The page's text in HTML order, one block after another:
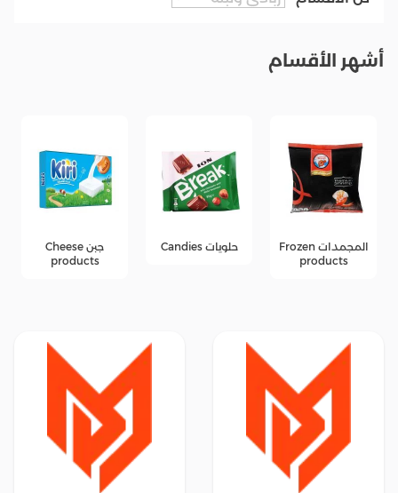
أشهر الأقسام
المجمدات Frozen
products
حلويات Candies
جبن Cheese
products